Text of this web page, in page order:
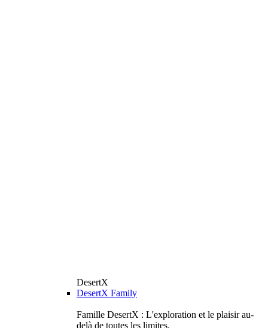
DesertX
DesertX Family
Famille DesertX : L'exploration et le plaisir au-
delà de toutes les limites.